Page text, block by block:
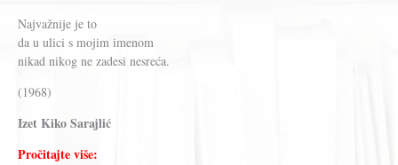
Najvažnije je to
da u ulici s mojim imenom
nikad nikog ne zadesi nesreća.
(1968)
Izet Kiko Sarajlić
Pročitajte više: